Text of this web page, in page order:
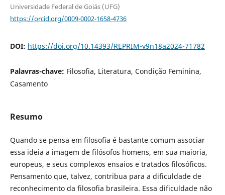
Universidade Federal de Goiás (UFG)
https://orcid.org/0009-0002-1658-4736
DOI: https://doi.org/10.14393/REPRIM-v9n18a2024-71782
Palavras-chave: Filosofia, Literatura, Condição Feminina,
Casamento
Resumo
Quando se pensa em filosofia é bastante comum associar
essa ideia a imagem de filósofos homens, em sua maioria,
europeus, e seus complexos ensaios e tratados filosóficos.
Pensamento que, talvez, contribua para a dificuldade de
reconhecimento da filosofia brasileira. Essa dificuldade não